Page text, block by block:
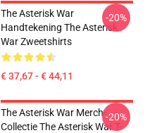
The Asterisk War
Handtekening The Asterisk
War Zweetshirts
€ 37,67 - € 44,11
-20%
The Asterisk War Merch-
Collectie The Asterisk War T-
-20%